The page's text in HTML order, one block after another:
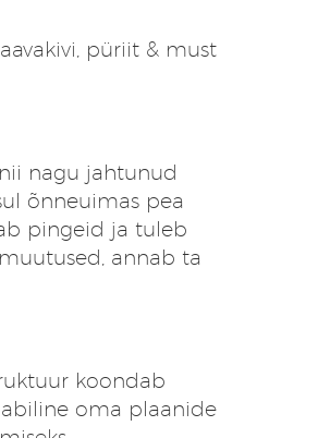
püriit & must
nagu jahtunud
õnneuimas pea
pingeid ja tuleb
annab ta
koondab
abiline oma plaanide